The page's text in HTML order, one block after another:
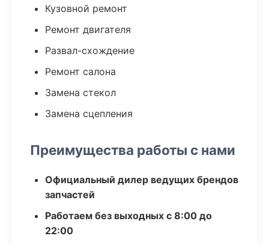
Кузовной ремонт
Ремонт двигателя
Развал-схождение
Ремонт салона
Замена стекол
Замена сцепления
Преимущества работы с нами
Официальный дилер ведущих брендов
запчастей
Работаем без выходных с 8:00 до
22:00